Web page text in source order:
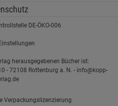
DE-ÖKO-006
herausgegebenen Bücher ist:
- 72108 Rottenburg a. N. - info@kopp-
Verpackungslizenzierung